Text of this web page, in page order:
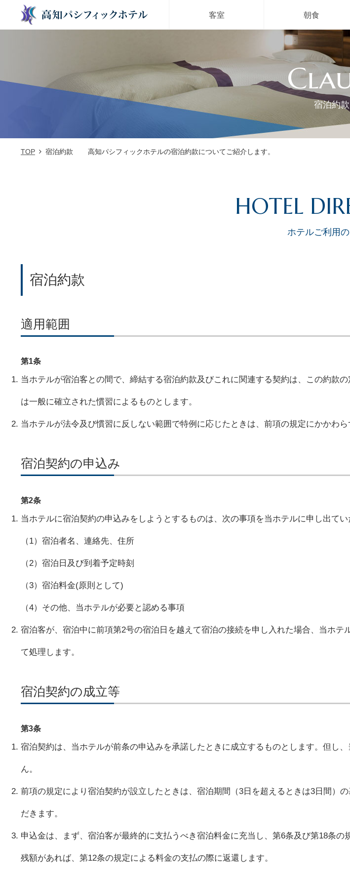
客室 朝食
宿泊約款
TOP 宿泊約款 高知パシフィックホテルの宿泊約款についてご紹介します。
HOTEL
ホテルご利用
宿泊約款
適用範囲
第1条
当ホテルが宿泊客との間で、締結する宿泊約款及びこれに関連する契約は、この約款
は一般に確立された慣習によるものとします。
当ホテルが法令及び慣習に反しない範囲で特例に応じたときは、前項の規定にかかわ
宿泊契約の申込み
第2条
当ホテルに宿泊契約の申込みをしようとするものは、次の事項を当ホテルに申し出てい
（1）宿泊者名、連絡先、住所
（2）宿泊日及び到着予定時刻
（3）宿泊料金(原則として)
（4）その他、当ホテルが必要と認める事項
宿泊客が、宿泊中に前項第2号の宿泊日を越えて宿泊の接続を申し入れた場合、当ホ
て処理します。
宿泊契約の成立等
第3条
宿泊契約は、当ホテルが前条の申込みを承諾したときに成立するものとします。但し
ん。
前項の規定により宿泊契約が設立したときは、宿泊期間（3日を超えるときは3日間）
だきます。
申込金は、まず、宿泊客が最終的に支払うべき宿泊料金に充当し、第6条及び第18条
残額があれば、第12条の規定による料金の支払の際に返還します。